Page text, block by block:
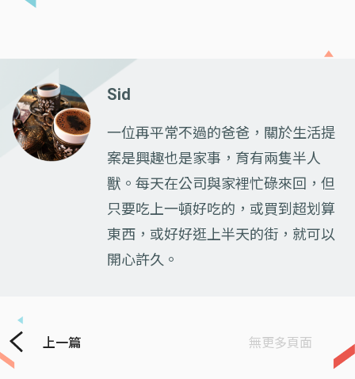
Sid
一位再平常不過的爸爸，關於生活提
案是興趣也是家事，育有兩隻半人
獸。每天在公司與家裡忙碌來回，但
只要吃上一頓好吃的，或買到超划算
東西，或好好逛上半天的街，就可以
開心許久。
上一篇 無更多頁面